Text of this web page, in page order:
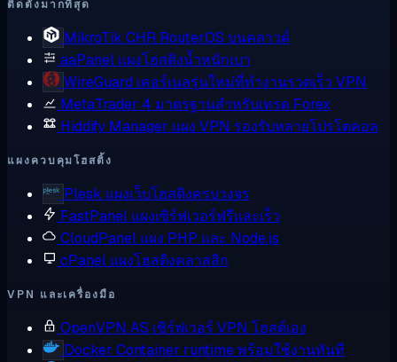
ติดตั้งมากที่สุด
MikroTik CHR RouterOS บนคลาวด์
aaPanel แผงโฮสติงน้ำหนักเบา
WireGuard เคอร์เนลรุ่นใหม่ที่ทำงานรวดเร็ว VPN
MetaTrader 4 มาตรฐานสำหรับเทรด Forex
Hiddify Manager แผง VPN รองรับหลายโปรโตคอล
แผงควบคุมโฮสติ้ง
Plesk แผงเว็บโฮสติงครบวงจร
FastPanel แผงเซิร์ฟเวอร์ฟรีและเร็ว
CloudPanel แผง PHP และ Node.js
cPanel แผงโฮสติงคลาสสิก
VPN และเครื่องมือ
OpenVPN AS เซิร์ฟเวอร์ VPN โฮสต์เอง
Docker Container runtime พร้อมใช้งานทันที